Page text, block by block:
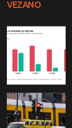
VEZANO